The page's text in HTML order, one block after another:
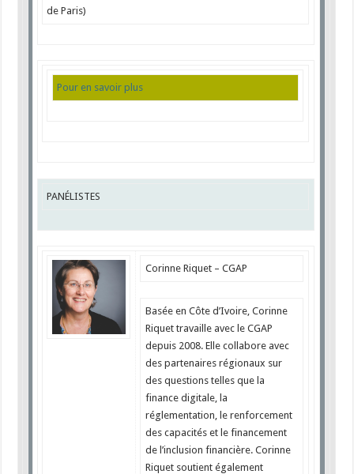
de Paris)
Pour en savoir plus
PANÉLISTES
Corinne Riquet – CGAP
Basée en Côte d’Ivoire, Corinne
Riquet travaille avec le CGAP
depuis 2008. Elle collabore avec
des partenaires régionaux sur
des questions telles que la
finance digitale, la
réglementation, le renforcement
des capacités et le financement
de l’inclusion financière. Corinne
Riquet soutient également